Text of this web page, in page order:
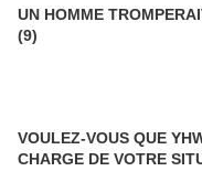
UN HOMME
(9)
VOULEZ-VOUS QUE
CHARGE DE VOTRE